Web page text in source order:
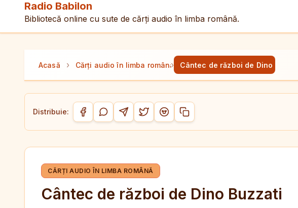
Radio Babilon
Bibliotecă online cu sute de cărți audio în limba română.
Acasă › Cărți audio în limba română
› Cântec de război de Dino Buzzati
Distribuie:
Distribuie pe Facebook
Distribuie pe WhatsApp
Distribuie pe Telegram
Distribuie pe Twitter/X
Distribuie pe Reddit
Copiază link-ul
CĂRȚI AUDIO ÎN LIMBA ROMÂNĂ
Cântec de război de Dino Buzzati